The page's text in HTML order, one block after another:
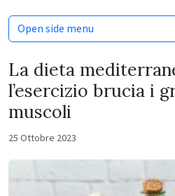
La dieta
l’esercizio brucia i
muscoli
25 Ottobre 2023
Open side menu